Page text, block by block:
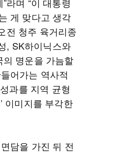
게 맞다고 생각
전 청주 육거리종
, SK하이닉스와
명운을 가늠할
어가는 역사적
과를 지역 균형
이미지를 부각한
담을 가진 뒤 전